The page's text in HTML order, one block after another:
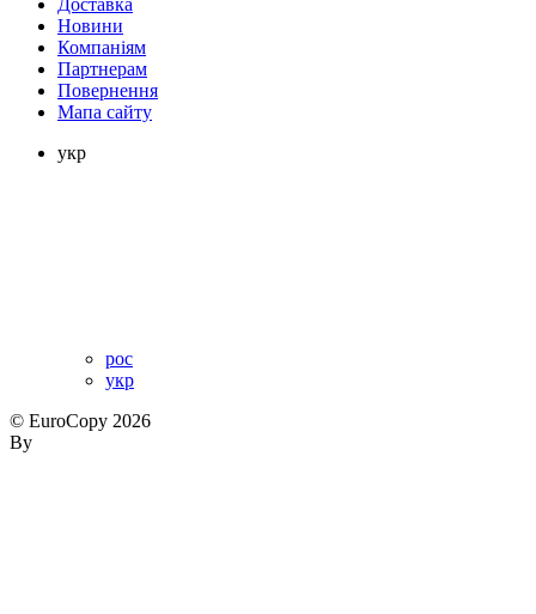
Доставка
Новини
Компаніям
Партнерам
Повернення
Мапа сайту
укр
рос
укр
© EuroCopy 2026
By